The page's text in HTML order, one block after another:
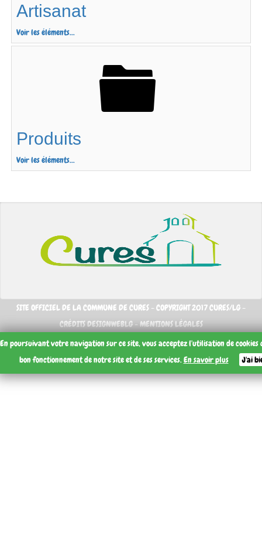
Artisanat
Voir les éléments...
Produits
Voir les éléments...
SITE OFFICIEL DE LA COMMUNE DE CURES - COPYRIGHT 2017 CURES/LG -
CRÉDITS DESIGNWEBLG -MENTIONS LÉGALES
En poursuivant votre navigation sur ce site, vous acceptez l'utilisation de
bon fonctionnement de notre site et de ses services.En savoir plus J'ai